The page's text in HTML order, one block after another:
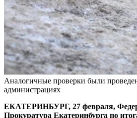
Аналогичные проверки были
администрациях
ЕКАТЕРИНБУРГ, 27 февраля,
Прокуратура Екатеринбурга по